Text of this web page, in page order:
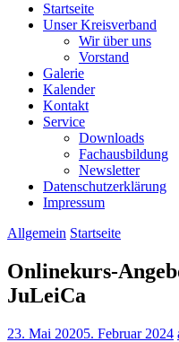
Startseite
Unser Kreisverband
Wir über uns
Vorstand
Galerie
Kalender
Kontakt
Service
Downloads
Fachausbildung
Newsletter
Datenschutzerklärung
Impressum
Allgemein Startseite
Onlinekurs-
JuLeiCa
23. Mai 20205. Februar 2024